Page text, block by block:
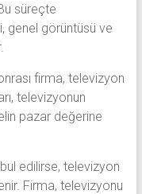
süreçte
genel görüntüsü ve
firma, televizyon
televizyonun
pazar değerine
edilirse, televizyon
Firma, televizyonu